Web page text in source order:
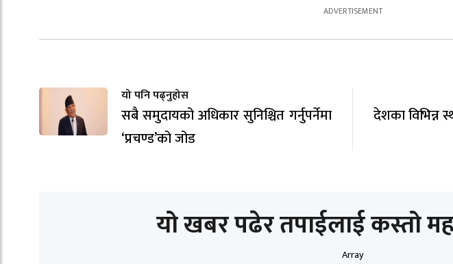
यो पनि पढ्नुहोस
सबै समुदायको अधिकार सुनिश्चित गर्नुपर्नेमा
‘प्रचण्ड’को जोड
देशका विभिन्न
यो खबर पढेर तपाईलाई कस्तो
Array